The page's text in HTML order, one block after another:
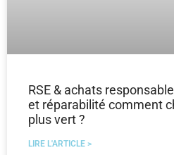
RSE & achats
et réparabilité comment
plus vert ?
LIRE L'ARTICLE >